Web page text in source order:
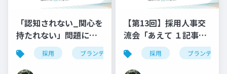
「認知されない_関心を
持たれない」問題につ
いての解決案
採用 ブランディング 採用広報 evp
【第13回】採用人事交
流会「あえて １記事ご
との効果測定について
考えてみた」
採用 ブランディン